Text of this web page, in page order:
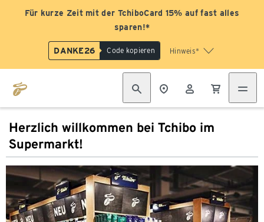
Für kurze Zeit mit der TchiboCard 15% auf fast alles
sparen!*
DANKE26 Code kopieren Hinweis*
Herzlich willkommen bei Tchibo im
Supermarkt!